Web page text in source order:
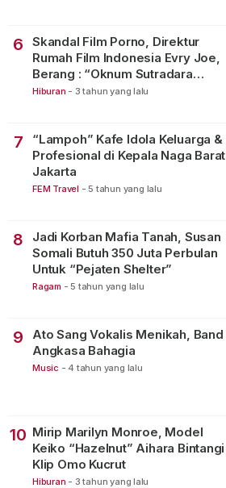
6
Skandal Film Porno, Direktur
Rumah Film Indonesia Evry Joe,
Berang : “Oknum Sutradara
Merusak Perfilman Indonesia”!
Hiburan - 3 tahun yang lalu
7
“Lampoh” Kafe Idola Keluarga &
Profesional di Kepala Naga Barat
Jakarta
FEM Travel - 5 tahun yang lalu
8
Jadi Korban Mafia Tanah, Susan
Somali Butuh 350 Juta Perbulan
Untuk “Pejaten Shelter”
Ragam - 5 tahun yang lalu
9
Ato Sang Vokalis Menikah, Band
Angkasa Bahagia
Music - 4 tahun yang lalu
10 Mirip Marilyn Monroe, Model
Keiko “Hazelnut” Aihara Bintangi
Klip Omo Kucrut
Hiburan - 3 tahun yang lalu